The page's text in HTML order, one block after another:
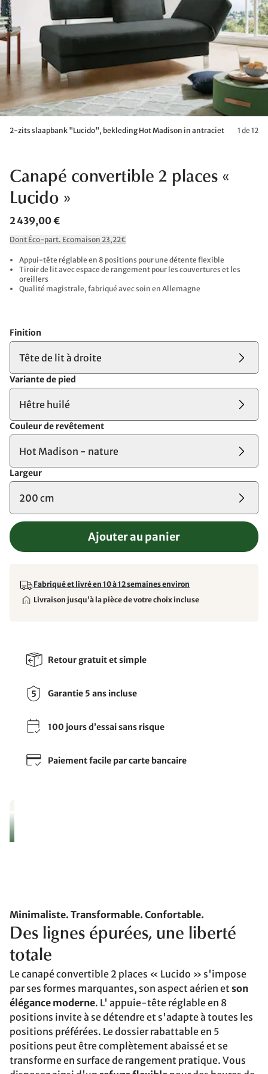
2-zits slaapbank "Lucido", bekleding Hot Madison in antraciet 1 de 12
Canapé convertible 2 places «
Lucido »
2 439,00 €
Dont Éco-part. Ecomaison 23,22€
Appui-tête réglable en 8 positions pour une détente flexible
Tiroir de lit avec espace de rangement pour les couvertures et les
oreillers
Qualité magistrale, fabriqué avec soin en Allemagne
Finition
Tête de lit à droite
Variante de pied
Hêtre huilé
Couleur de revêtement
Hot Madison - nature
Largeur
200 cm
Ajouter au panier
Fabriqué et livré en 10 à 12 semaines environ
Livraison jusqu'à la pièce de votre choix incluse
Retour gratuit et simple
Garantie 5 ans incluse
100 jours d’essai sans risque
Paiement facile par carte bancaire
Minimaliste. Transformable. Confortable.
Des lignes épurées, une liberté
totale
Le canapé convertible 2 places « Lucido » s'impose
par ses formes marquantes, son aspect aérien etson
élégance moderne. L' appuie-tête réglable en 8
positions invite à se détendre et s'adapte à toutes les
positions préférées. Le dossier rabattable en 5
positions peut être complètement abaissé et se
transforme en surface de rangement pratique. Vous